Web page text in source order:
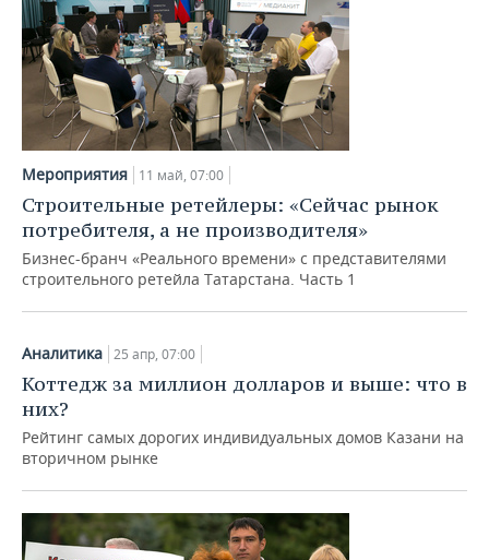
Мероприятия 11 май, 07:00
Строительные ретейлеры: «Сейчас рынок
потребителя, а не производителя»
Бизнес-бранч «Реального времени» с представителями
строительного ретейла Татарстана. Часть 1
Аналитика 25 апр, 07:00
Коттедж за миллион долларов и выше: что в
них?
Рейтинг самых дорогих индивидуальных домов Казани на
вторичном рынке